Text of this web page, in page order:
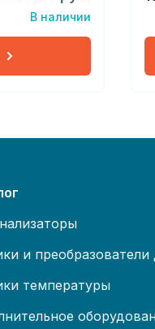
В наличии
и преобразователи
температуры